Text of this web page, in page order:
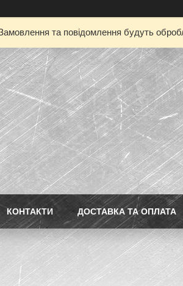
та повідомлення будуть
КОНТАКТИ ДОСТАВКА ТА ОПЛАТА